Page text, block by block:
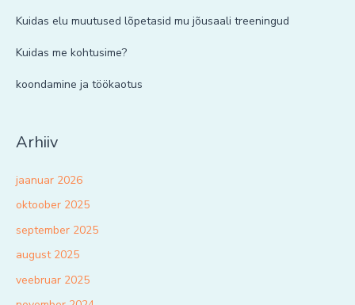
Kuidas elu muutused lõpetasid mu jõusaali treeningud
Kuidas me kohtusime?
koondamine ja töökaotus
Arhiiv
jaanuar 2026
oktoober 2025
september 2025
august 2025
veebruar 2025